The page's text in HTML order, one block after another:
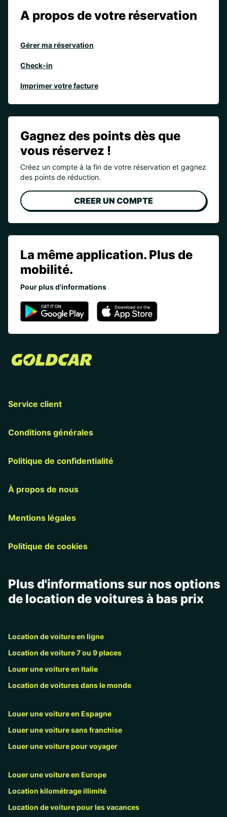
A propos de votre réservation
Gérer ma réservation
Check-in
Imprimer votre facture
Gagnez des points dès que
vous réservez !
Créez un compte à la fin de votre réservation et gagnez
des points de réduction.
CREER UN COMPTE
La même application. Plus de
mobilité.
Pour plus d'informations
Service client
Conditions générales
Politique de confidentialité
À propos de nous
Mentions légales
Politique de cookies
Plus d'informations sur nos options
de location de voitures à bas prix
Location de voiture en ligne
Location de voiture 7 ou 9 places
Louer une voiture en Italie
Location de voitures dans le monde
Louer une voiture en Espagne
Louer une voiture sans franchise
Louer une voiture pour voyager
Louer une voiture en Europe
Location kilométrage illimité
Location de voiture pour les vacances